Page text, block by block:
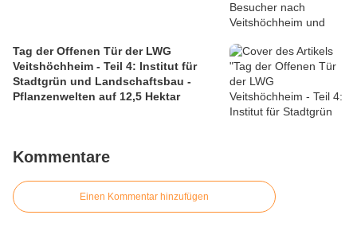
Tag der Offenen Tür der LWG
Veitshöchheim - Teil 4: Institut für
Stadtgrün und Landschaftsbau -
Pflanzenwelten auf 12,5 Hektar
Kommentare
Einen Kommentar hinzufügen